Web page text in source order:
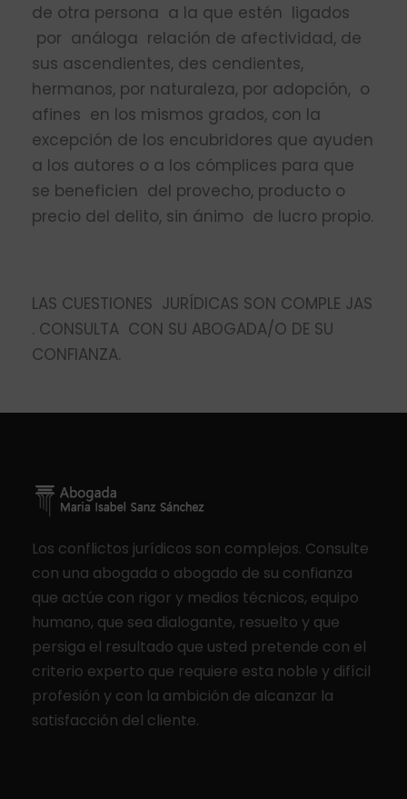
de otra persona a la que estén ligados
por análoga relación de afectividad, de
sus ascendientes, des­ cendientes,
hermanos, por naturaleza, por adopción, o
afines en los mismos grados, con la
excepción de los encubridores que ayuden
a los autores o a los cómplices para que
se beneficien del provecho, producto o
precio del delito, sin ánimo de lucro propio.
LAS CUESTIONES JURÍDICAS SON COMPLE­ JAS
. CONSULTA CON SU ABOGADA/O DE SU
CONFIANZA.
Los conflictos jurídicos son complejos. Consulte
con una abogada o abogado de su confianza
que actúe con rigor y medios técnicos, equipo
humano, que sea dialogante, resuelto y que
persiga el resultado que usted pretende con el
criterio experto que requiere esta noble y difícil
profesión y con la ambición de alcanzar la
satisfacción del cliente.